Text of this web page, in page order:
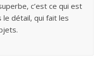
c’est ce qui est
le détail, qui fait les